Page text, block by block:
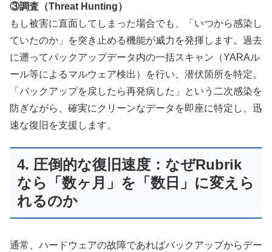
③調査（Threat Hunting）
もし被害に直面してしまった場合でも、「いつから感染し
ていたのか」を突き止める機能が威力を発揮します。過去
に遡ってバックアップデータ内の一括スキャン（YARAル
ール等によるマルウェア検出）を行い、潜伏箇所を特定。
「バックアップを戻したら再発病した」という二次感染を
防ぎながら、確実にクリーンなデータを即座に特定し、迅
速な復旧を支援します。
4. 圧倒的な復旧速度：なぜRubrik
なら「数ヶ月」を「数日」に変えら
れるのか
通常、ハードウェアの故障であればバックアップからデー